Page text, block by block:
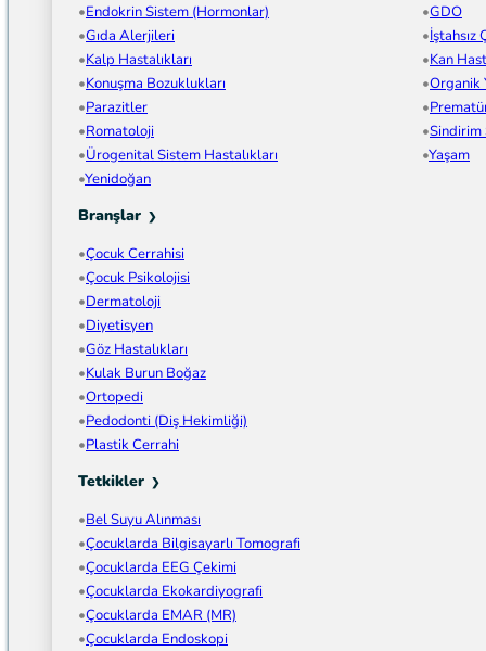
Endokrin Sistem (Hormonlar)
GDO
Gıda Alerjileri
İştahsız
Kalp Hastalıkları
Kan
Konuşma Bozuklukları
Organik
Parazitler
Romatoloji
Sindirim
Ürogenital Sistem Hastalıkları
Yaşam
Yenidoğan
Branşlar
Çocuk Cerrahisi
Çocuk Psikolojisi
Dermatoloji
Diyetisyen
Göz Hastalıkları
Kulak Burun Boğaz
Ortopedi
Pedodonti (Diş Hekimliği)
Plastik Cerrahi
Tetkikler
Bel Suyu Alınması
Çocuklarda Bilgisayarlı Tomografi
Çocuklarda EEG Çekimi
Çocuklarda Ekokardiyografi
Çocuklarda EMAR (MR)
Çocuklarda Endoskopi